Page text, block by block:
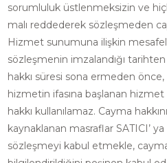
sorumluluk üstlenmeksizin ve
malı reddederek sözleşmeden
Hizmet sunumuna ilişkin
sözleşmenin imzalandığı
hakkı süresi sona ermeden
hizmetin ifasına başlanan
hakkı kullanılamaz. Cayma
kaynaklanan masraflar SATICI’
sözleşmeyi kabul etmekle,